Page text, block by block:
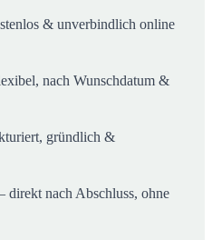
& unverbindlich online
nach Wunschdatum &
gründlich &
direkt nach Abschluss, ohne